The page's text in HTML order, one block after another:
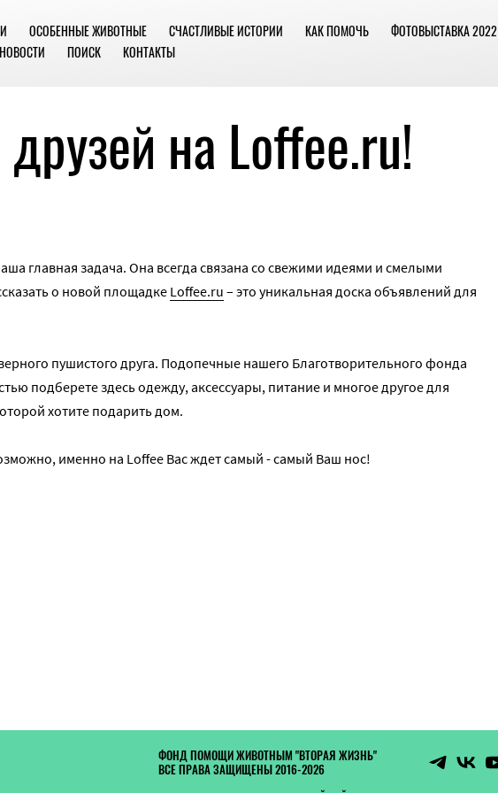
ОСОБЕННЫЕ ЖИВОТНЫЕ СЧАСТЛИВЫЕ ИСТОРИИ КАК ПОМОЧЬ
ФОТОВЫСТАВКА 2022
НОВОСТИ ПОИСК КОНТАКТЫ
на Loffee.ru!
главная задача. Она всегда связана со свежими идеями и смелыми
о новой площадкеLoffee.ru – это уникальная доска объявлений для
пушистого друга. Подопечные нашего Благотворительного фонда
подберете здесь одежду, аксессуары, питание и многое другое для
хотите подарить дом.
именно на Loffee Вас ждет самый - самый Ваш нос!
ФОНД ПОМОЩИ ЖИВОТНЫМ "ВТОРАЯ ЖИЗНЬ"
ВСЕ ПРАВА ЗАЩИЩЕНЫ 2016-2026